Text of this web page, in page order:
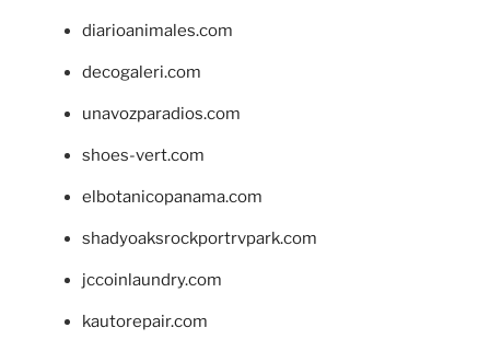
diarioanimales.com
decogaleri.com
unavozparadios.com
shoes-vert.com
elbotanicopanama.com
shadyoaksrockportrvpark.com
jccoinlaundry.com
kautorepair.com